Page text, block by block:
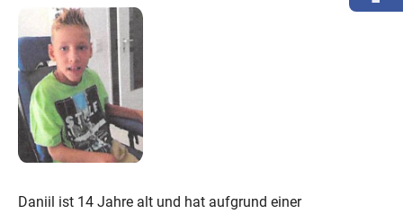
Daniil ist 14 Jahre alt und hat aufgrund einer